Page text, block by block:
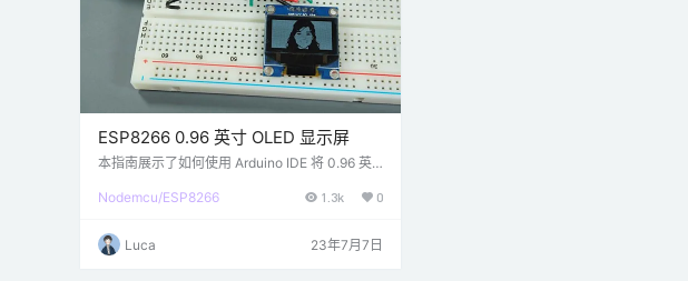
ESP8266 0.96 英寸 OLED 显示屏
本指南展示了如何使用 Arduino IDE 将 0.96 英
用。我们将向您展示如何编写文本、设置不同的
寸 OLED 显示屏 我们在本教程中使用的 OLED
显示屏是 SSD1306 型号：单色 0.96 英寸显示
Nodemcu/ESP8266 1.3k 0
Luca 23年7月7日